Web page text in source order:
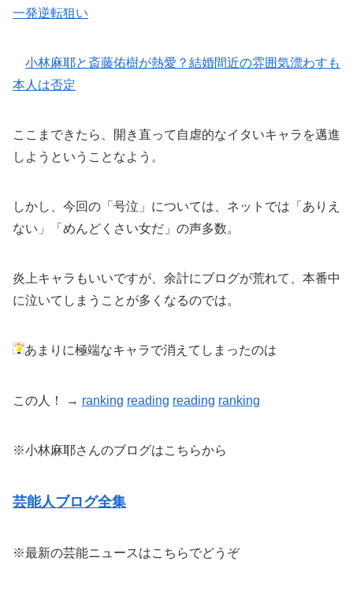
一発逆転狙い
小林麻耶と斎藤佑樹が熱愛？結婚間近の雰囲気漂わすも
本人は否定
ここまできたら、開き直って自虐的なイタいキャラを邁進
しようということなよう。
しかし、今回の「号泣」については、ネットでは「ありえ
ない」「めんどくさい女だ」の声多数。
炎上キャラもいいですが、余計にブログが荒れて、本番中
に泣いてしまうことが多くなるのでは。
あまりに極端なキャラで消えてしまったのは
この人！ → ranking reading reading ranking
※小林麻耶さんのブログはこちらから
芸能人ブログ全集
※最新の芸能ニュースはこちらでどうぞ